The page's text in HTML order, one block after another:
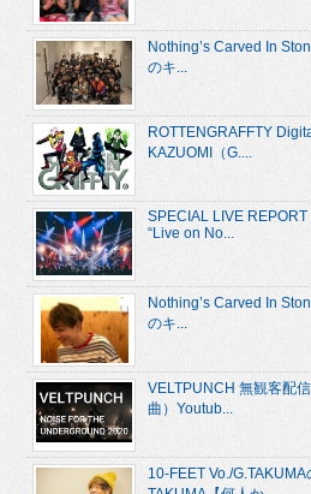
Nothing’s Carved In
のキ...
ROTTENGRAFFTY
KAZUOMI（G....
SPECIAL LIVE
“Live on No...
Nothing’s Carved In
のキ...
VELTPUNCH 無観客配
曲）Youtub...
10-FEET Vo./G.TAKUMA